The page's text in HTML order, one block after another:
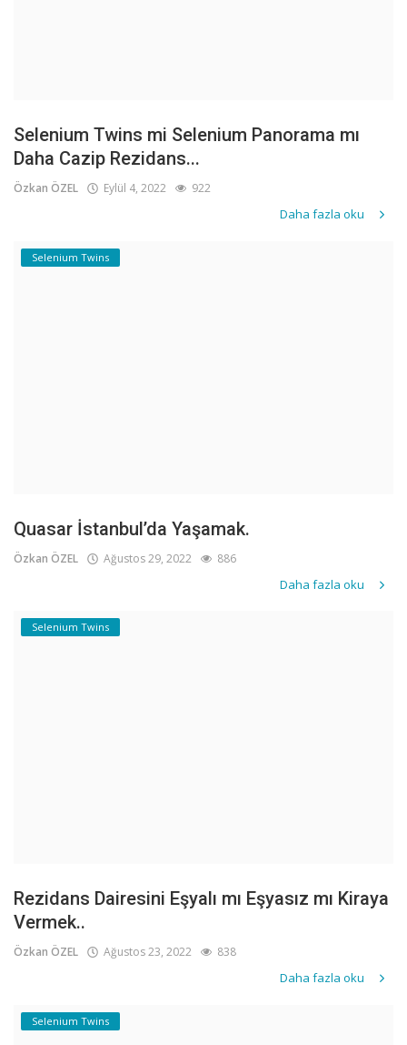
Selenium Twins mi Selenium Panorama mı
Daha Cazip Rezidans...
Özkan ÖZEL Eylül 4, 2022 922
Daha fazla oku
Selenium Twins
Quasar İstanbul’da Yaşamak.
Özkan ÖZEL Ağustos 29, 2022 886
Daha fazla oku
Selenium Twins
Rezidans Dairesini Eşyalı mı Eşyasız mı Kiraya
Vermek..
Özkan ÖZEL Ağustos 23, 2022 838
Daha fazla oku
Selenium Twins